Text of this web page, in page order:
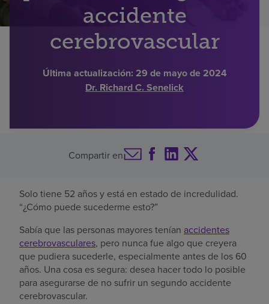
accidente
cerebrovascular
Última actualización: 29 de mayo de 2024
Dr. Richard C. Senelick
Compartir en
Solo tiene 52 años y está en estado de incredulidad.
“¿Cómo puede sucederme esto?”
Sabía que las personas mayores tenían accidentes
cerebrovasculares, pero nunca fue algo que creyera
que pudiera sucederle, especialmente antes de los 60
años. Una cosa es segura: desea hacer todo lo posible
para asegurarse de no sufrir un segundo accidente
cerebrovascular.